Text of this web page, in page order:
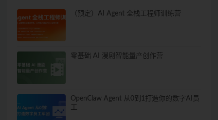
（预定）AI Agent 全栈工程师训练营
零基础 AI 漫剧智能量产创作营
OpenClaw Agent 从0到1打造你的数字AI员